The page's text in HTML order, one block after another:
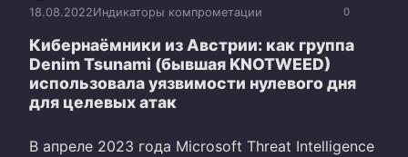
0
18.08.2022Индикаторы компрометации
Кибернаёмники из Австрии: как группа
Denim Tsunami (бывшая KNOTWEED)
использовала уязвимости нулевого дня
для целевых атак
В апреле 2023 года Microsoft Threat Intelligence